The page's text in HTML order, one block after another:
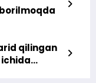
qilingan